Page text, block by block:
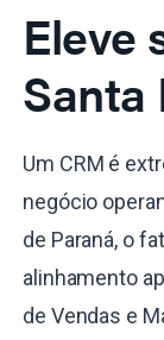
Eleve
Santa
Um CRM é
negócio
de Paraná, o
alinhamento
de Vendas e